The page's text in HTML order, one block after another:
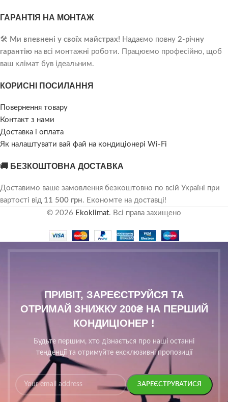
ГАРАНТІЯ НА МОНТАЖ
🛠️ Ми впевнені у своїх майстрах! Надаємо повну 2-річну
гарантію на всі монтажні роботи. Працюємо професійно, щоб
ваш клімат був ідеальним.
КОРИСНІ ПОСИЛАННЯ
Повернення товару
Контакт з нами
Доставка і оплата
Як налаштувати вай фай на кондиціонері Wi-Fi
🚚 БЕЗКОШТОВНА ДОСТАВКА
Доставимо ваше замовлення безкоштовно по всій Україні при
вартості від 11 500 грн. Економте на доставці!
© 2026 Ekoklimat. Всі права захищено
ПРИВІТ, ЗАРЕЄСТРУЙСЯ ТА
ОТРИМАЙ ЗНИЖКУ 200₴ НА ПЕРШИЙ
КОНДИЦІОНЕР !
Будьте першим, хто дізнається про наші останні
тенденції та отримуйте ексклюзивні пропозиції